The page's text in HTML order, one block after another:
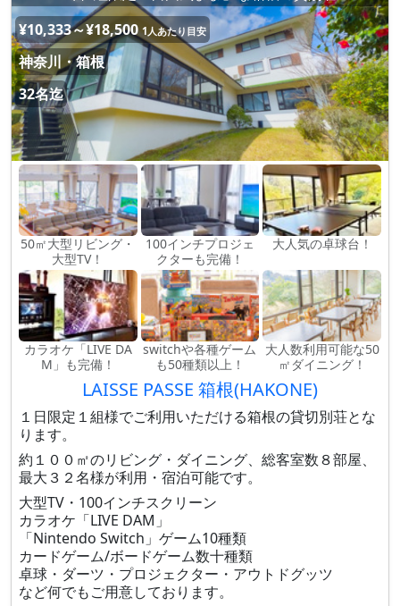
¥10,333～¥18,500 1人あたり目安
神奈川・箱根
32名迄
50㎡大型リビング・
大型TV！
100インチプロジェ
クターも完備！
大人気の卓球台！
カラオケ「LIVE DA
M」も完備！
switchや各種ゲーム
も50種類以上！
大人数利用可能な50
㎡ダイニング！
LAISSE PASSE 箱根(HAKONE)
１日限定１組様でご利用いただける箱根の貸切別荘とな
ります。
約１００㎡のリビング・ダイニング、総客室数８部屋、
最大３２名様が利用・宿泊可能です。
大型TV・100インチスクリーン
カラオケ「LIVE DAM」
「Nintendo Switch」ゲーム10種類
カードゲーム/ボードゲーム数十種類
卓球・ダーツ・プロジェクター・アウトドグッツ
など何でもご用意しております。